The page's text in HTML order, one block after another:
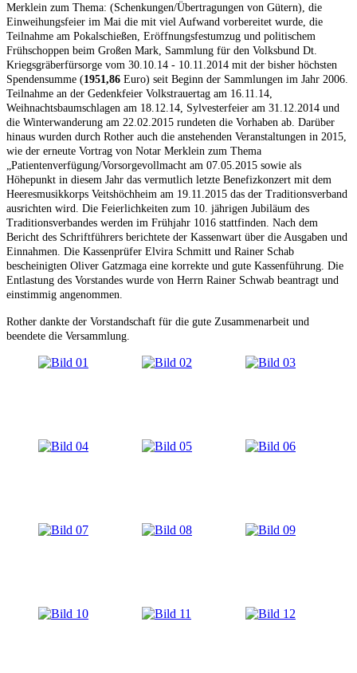
Merklein zum Thema: (Schenkungen/Übertragungen von Gütern), die
Einweihungsfeier im Mai die mit viel Aufwand vorbereitet wurde, die
Teilnahme am Pokalschießen, Eröffnungsfestumzug und politischem
Frühschoppen beim Großen Mark, Sammlung für den Volksbund Dt.
Kriegsgräberfürsorge vom 30.10.14 - 10.11.2014 mit der bisher höchsten
Spendensumme (1951,86 Euro) seit Beginn der Sammlungen im Jahr 2006.
Teilnahme an der Gedenkfeier Volkstrauertag am 16.11.14,
Weihnachtsbaumschlagen am 18.12.14, Sylvesterfeier am 31.12.2014 und
die Winterwanderung am 22.02.2015 rundeten die Vorhaben ab. Darüber
hinaus wurden durch Rother auch die anstehenden Veranstaltungen in 2015,
wie der erneute Vortrag von Notar Merklein zum Thema
„Patientenverfügung/Vorsorgevollmacht am 07.05.2015 sowie als
Höhepunkt in diesem Jahr das vermutlich letzte Benefizkonzert mit dem
Heeresmusikkorps Veitshöchheim am 19.11.2015 das der Traditionsverband
ausrichten wird. Die Feierlichkeiten zum 10. jährigen Jubiläum des
Traditionsverbandes werden im Frühjahr 1016 stattfinden. Nach dem
Bericht des Schriftführers berichtete der Kassenwart über die Ausgaben und
Einnahmen. Die Kassenprüfer Elvira Schmitt und Rainer Schab
bescheinigten Oliver Gatzmaga eine korrekte und gute Kassenführung. Die
Entlastung des Vorstandes wurde von Herrn Rainer Schwab beantragt und
einstimmig angenommen.
Rother dankte der Vorstandschaft für die gute Zusammenarbeit und
beendete die Versammlung.